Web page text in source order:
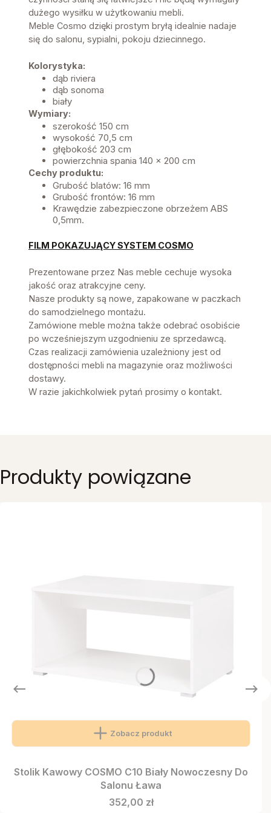
dużego wysiłku w użytkowaniu mebli.
Meble Cosmo dzięki prostym bryłą idealnie nadaje
się do salonu, sypialni, pokoju dziecinnego.
Kolorystyka:
dąb riviera
dąb sonoma
biały
Wymiary:
szerokość 150 cm
wysokość 70,5 cm
głębokość 203 cm
powierzchnia spania 140 x 200 cm
Cechy produktu:
Grubość blatów: 16 mm
Grubość frontów: 16 mm
Krawędzie zabezpieczone obrzeżem ABS
0,5mm.
FILM POKAZUJĄCY SYSTEM COSMO
Prezentowane przez Nas meble cechuje wysoka
jakość oraz atrakcyjne ceny.
Nasze produkty są nowe, zapakowane w paczkach
do samodzielnego montażu.
Zamówione meble można także odebrać osobiście
po wcześniejszym uzgodnieniu ze sprzedawcą.
Czas realizacji zamówienia uzależniony jest od
dostępności mebli na magazynie oraz możliwości
dostawy.
W razie jakichkolwiek pytań prosimy o kontakt.
Produkty powiązane
Zobacz produkt
Stolik Kawowy COSMO C10 Biały Nowoczesny Do
Salonu Ława
Cena
352,00 zł